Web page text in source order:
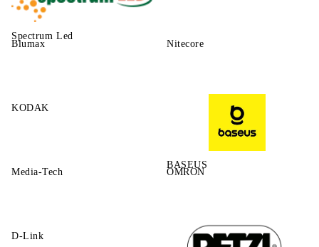
Spectrum Led
Blumax Nitecore
KODAK
BASEUS
Media-Tech OMRON
D-Link